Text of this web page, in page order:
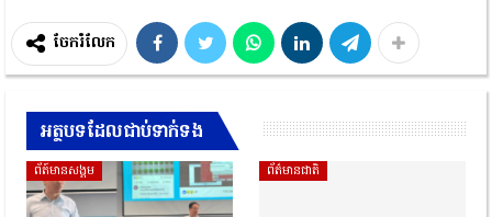
ចែករំលែក
អត្ថបទដែលជាប់ទាក់ទង
ព័ត៍មានសង្គម ព័ត៌មានជាតិ